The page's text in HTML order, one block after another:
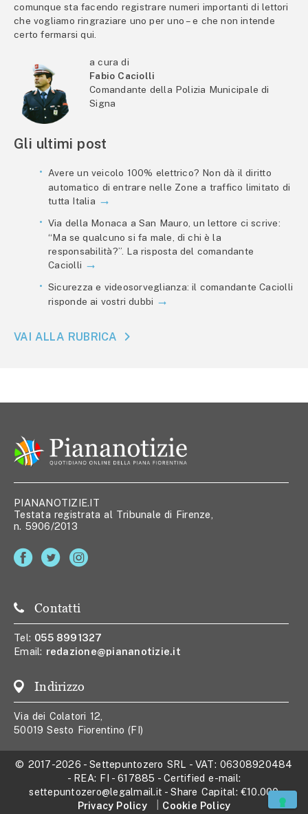
comunque sta facendo registrare numeri importanti di lettori
che vogliamo ringraziare uno per uno – e che non intende
certo fermarsi qui.
a cura di
Fabio Caciolli
Comandante della Polizia Municipale di
Signa
Gli ultimi post
Avere un veicolo 100% elettrico? Non dà il diritto
automatico di entrare nelle Zone a traffico limitato di
tutta Italia
Via della Monaca a San Mauro, un lettore ci scrive:
“Ma se qualcuno si fa male, di chi è la
responsabilità?”. La risposta del comandante
Caciolli
Sicurezza e videosorveglianza: il comandante Caciolli
risponde ai vostri dubbi
VAI ALLA RUBRICA
PIANANOTIZIE.IT
Testata registrata al Tribunale di Firenze,
n. 5906/2013
Contatti
Tel: 055 8991327
Email: redazione@piananotizie.it
Indirizzo
Via dei Colatori 12,
50019 Sesto Fiorentino (FI)
© 2017-2026 -Settepuntozero SRL - VAT: 06308920484
- REA: FI - 617885 - Certified e-mail:
settepuntozero@legalmail.it - Share Capital:€10.000
Privacy Policy
Cookie Policy